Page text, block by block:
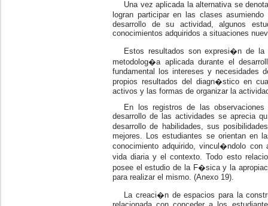
Una vez aplicada la alternativa se
logran participar en las clases
desarrollo de su actividad, algunos
conocimientos adquiridos a situaciones
Estos resultados son expresi�n de la
metodolog�a aplicada durante el
fundamental los intereses y necesidades
propios resultados del diagn�stico en
activos y las formas de organizar la
En los registros de las
desarrollo de las actividades se aprecia
desarrollo de habilidades, sus
mejores. Los estudiantes se orientan en
conocimiento adquirido, vincul�ndolo
vida diaria y el contexto. Todo esto
posee el estudio de la F�sica y la
para realizar el mismo. (Anexo 19).
La creaci�n de espacios para la